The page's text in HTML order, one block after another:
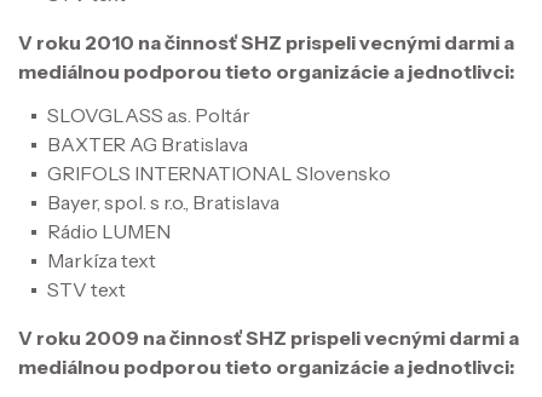
V roku 2010 na činnosť SHZ prispeli vecnými darmi a
mediálnou podporou tieto organizácie a jednotlivci:
SLOVGLASS a.s. Poltár
BAXTER AG Bratislava
GRIFOLS INTERNATIONAL Slovensko
Bayer, spol. s r.o., Bratislava
Rádio LUMEN
Markíza text
STV text
V roku 2009 na činnosť SHZ prispeli vecnými darmi a
mediálnou podporou tieto organizácie a jednotlivci: